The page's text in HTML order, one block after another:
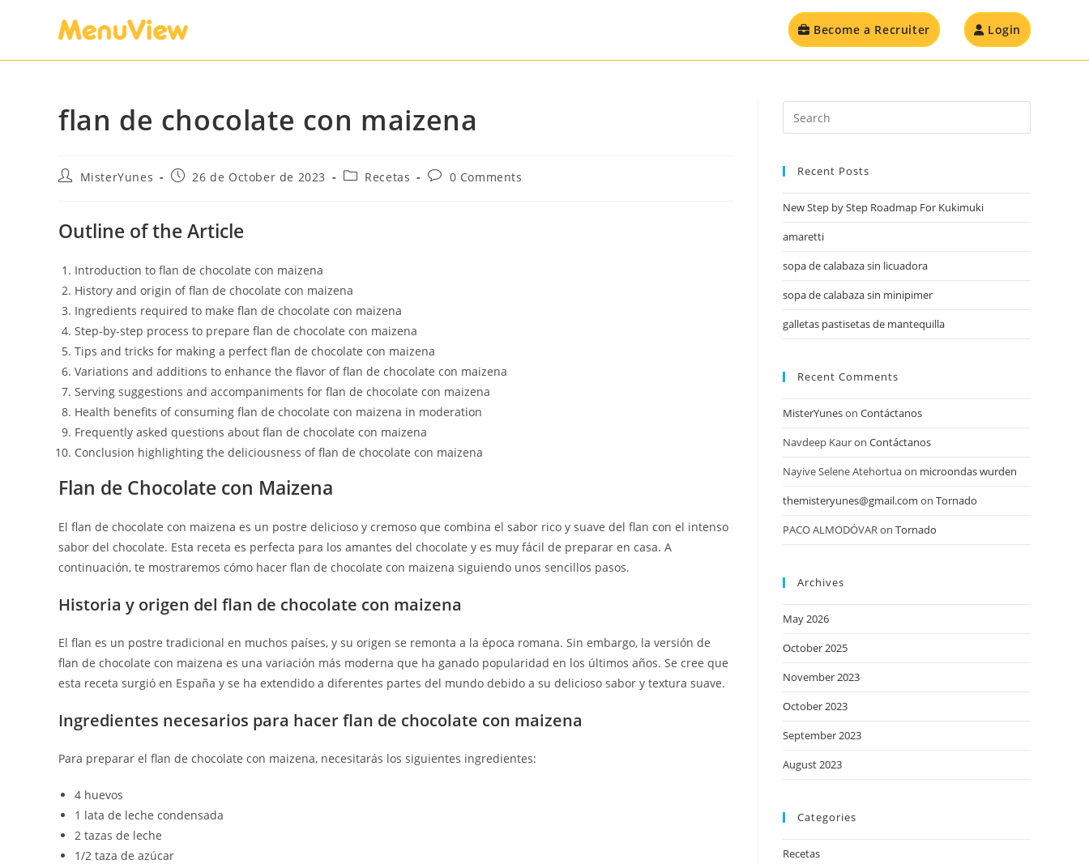
Become a Recruiter Login
flan de chocolate con maizena
MisterYunes 26 de October de 2023 Recetas 0 Comments
Outline of the Article
Introduction to flan de chocolate con maizena
History and origin of flan de chocolate con maizena
Ingredients required to make flan de chocolate con maizena
Step-by-step process to prepare flan de chocolate con maizena
Tips and tricks for making a perfect flan de chocolate con maizena
Variations and additions to enhance the flavor of flan de chocolate con maizena
Serving suggestions and accompaniments for flan de chocolate con maizena
Health benefits of consuming flan de chocolate con maizena in moderation
Frequently asked questions about flan de chocolate con maizena
Conclusion highlighting the deliciousness of flan de chocolate con maizena
Flan de Chocolate con Maizena
El flan de chocolate con maizena es un postre delicioso y cremoso que combina el sabor rico y suave del flan con el intenso
sabor del chocolate. Esta receta es perfecta para los amantes del chocolate y es muy fácil de preparar en casa. A
continuación, te mostraremos cómo hacer flan de chocolate con maizena siguiendo unos sencillos pasos.
Historia y origen del flan de chocolate con maizena
El flan es un postre tradicional en muchos países, y su origen se remonta a la época romana. Sin embargo, la versión de
flan de chocolate con maizena es una variación más moderna que ha ganado popularidad en los últimos años. Se cree que
esta receta surgió en España y se ha extendido a diferentes partes del mundo debido a su delicioso sabor y textura suave.
Ingredientes necesarios para hacer flan de chocolate con maizena
Para preparar el flan de chocolate con maizena, necesitarás los siguientes ingredientes:
4 huevos
1 lata de leche condensada
2 tazas de leche
1/2 taza de azúcar
Recent Posts
New Step by Step Roadmap For Kukimuki
amaretti
sopa de calabaza sin licuadora
sopa de calabaza sin minipimer
galletas pastisetas de mantequilla
Recent Comments
MisterYuneson Contáctanos
Navdeep Kauron Contáctanos
Nayive Selene Atehortuaon microondas wurden
themisteryunes@gmail.com on Tornado
PACO ALMODÓVARon Tornado
Archives
May 2026
October 2025
November 2023
October 2023
September 2023
August 2023
Categories
Recetas